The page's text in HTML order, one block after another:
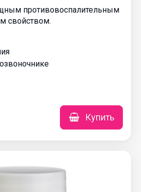
противовоспалительным
свойством.
Купить